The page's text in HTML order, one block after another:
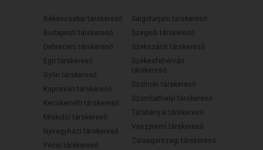
Békéscsabai társkereső
Budapesti társkereső
Debreceni társkereső
Egri társkereső
Győri társkereső
Kaposvári társkereső
Kecskeméti társkereső
Miskolci társkereső
Nyíregyházi társkereső
Pécsi társkereső
Salgótarjáni társkereső
Szegedi társkereső
Szekszárdi társkereső
Székesfehérvári
társkereső
Szolnoki társkereső
Szombathelyi társkereső
Tatabányai társkereső
Veszprémi társkereső
Zalaegerszegi társkereső